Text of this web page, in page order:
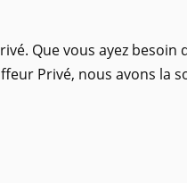
Que vous ayez
Privé, nous avons la